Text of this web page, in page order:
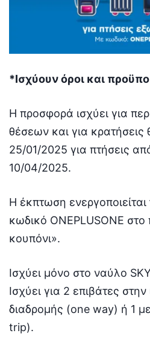
*Ισχύουν όροι και
Η προσφορά ισχύει για
θέσεων και για
25/01/2025 για πτήσεις
10/04/2025.
Η έκπτωση
κωδικό ONEPLUSONE στο
κουπόνι».
Ισχύει μόνο στο ναύλο
Iσχύει για 2 επιβάτες
διαδρομής (one way) ή 1
trip).